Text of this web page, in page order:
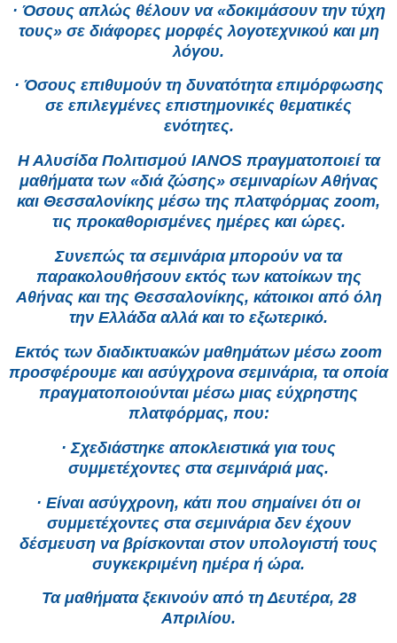
· Όσους απλώς θέλουν να «δοκιμάσουν την τύχη
τους» σε διάφορες μορφές λογοτεχνικού και μη
λόγου.
· Όσους επιθυμούν τη δυνατότητα επιμόρφωσης
σε επιλεγμένες επιστημονικές θεματικές
ενότητες.
Η Αλυσίδα Πολιτισμού IANOS πραγματοποιεί τα
μαθήματα των «διά ζώσης» σεμιναρίων Αθήνας
και Θεσσαλονίκης μέσω της πλατφόρμας zoom,
τις προκαθορισμένες ημέρες και ώρες.
Συνεπώς τα σεμινάρια μπορούν να τα
παρακολουθήσουν εκτός των κατοίκων της
Αθήνας και της Θεσσαλονίκης, κάτοικοι από όλη
την Ελλάδα αλλά και το εξωτερικό.
Εκτός των διαδικτυακών μαθημάτων μέσω zoom
προσφέρουμε και ασύγχρονα σεμινάρια, τα οποία
πραγματοποιούνται μέσω μιας εύχρηστης
πλατφόρμας, που:
· Σχεδιάστηκε αποκλειστικά για τους
συμμετέχοντες στα σεμινάριά μας.
· Είναι ασύγχρονη, κάτι που σημαίνει ότι οι
συμμετέχοντες στα σεμινάρια δεν έχουν
δέσμευση να βρίσκονται στον υπολογιστή τους
συγκεκριμένη ημέρα ή ώρα.
Τα μαθήματα ξεκινούν από τη Δευτέρα, 28
Απριλίου.